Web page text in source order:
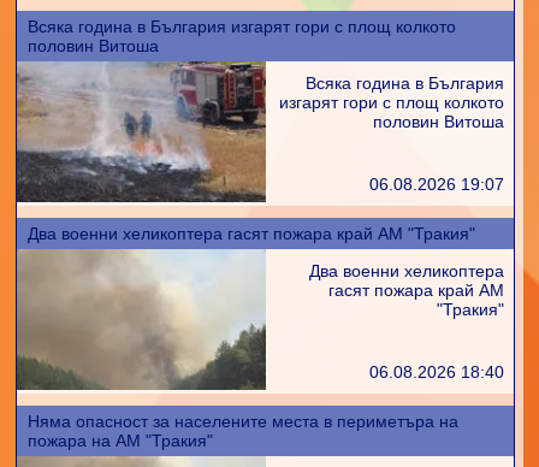
Всяка година в България изгарят гори с площ колкото
половин Витоша
Всяка година в България
изгарят гори с площ колкото
половин Витоша
06.08.2026 19:07
Два военни хеликоптера гасят пожара край АМ "Тракия"
Два военни хеликоптера
гасят пожара край АМ
"Тракия"
06.08.2026 18:40
Няма опасност за населените места в периметъра на
пожара на АМ "Тракия"